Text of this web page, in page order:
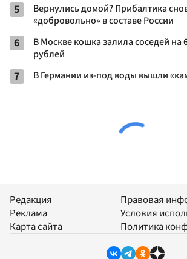
5
Вернулись домой? Прибалтика
«добровольно» в составе России
6
В Москве кошка залила соседей на
рублей
7 В Германии из-под воды вышли
Редакция
Реклама
Карта сайта
Правовая
Условия
Политика